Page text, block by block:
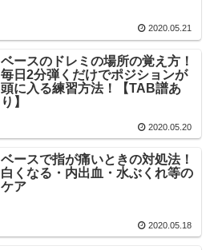
2020.05.21
ベースのドレミの場所の覚え方！
毎日2分弾くだけでポジションが
頭に入る練習方法！【TAB譜あ
り】
2020.05.20
ベースで指が痛いときの対処法！
白くなる・内出血・水ぶくれ等の
ケア
2020.05.18